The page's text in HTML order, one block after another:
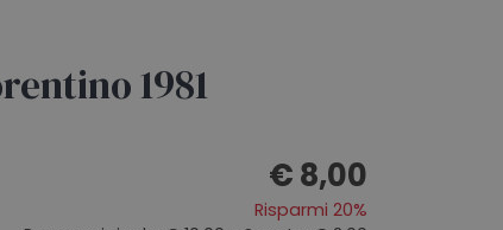
1981
€ 8,00
Risparmi 20%